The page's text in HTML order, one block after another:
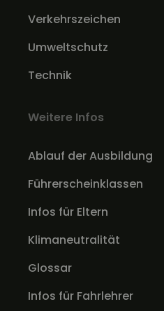
Verkehrszeichen
Umweltschutz
Technik
Weitere Infos
Ablauf der Ausbildung
Führerscheinklassen
Infos für Eltern
Klimaneutralität
Glossar
Infos für Fahrlehrer